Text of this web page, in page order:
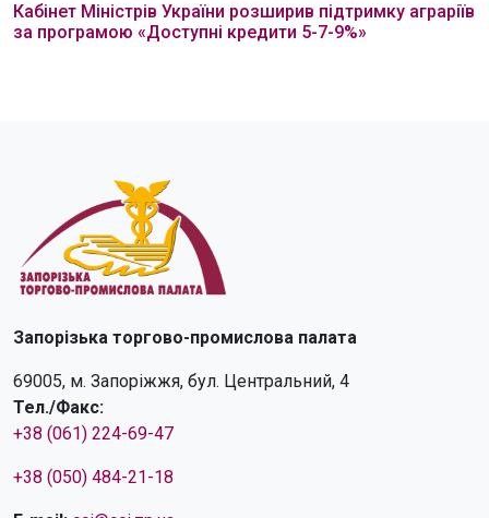
Кабінет Міністрів України розширив підтримку аграріїв
за програмою «Доступні кредити 5-7-9%»
Запорізька торгово-промислова палата
69005, м. Запоріжжя, бул. Центральний, 4
Тел./Факс:
+38 (061) 224-69-47
+38 (050) 484-21-18